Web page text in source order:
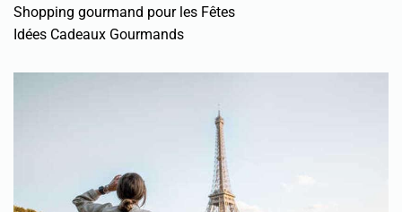
Shopping gourmand pour les Fêtes
Idées Cadeaux Gourmands